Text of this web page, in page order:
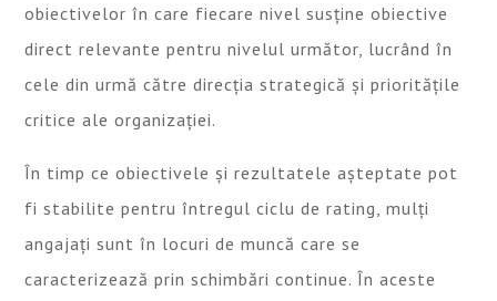
obiectivelor în care fiecare nivel susține obiective
direct relevante pentru nivelul următor, lucrând în
cele din urmă către direcția strategică și prioritățile
critice ale organizației.
În timp ce obiectivele și rezultatele așteptate pot
fi stabilite pentru întregul ciclu de rating, mulți
angajați sunt în locuri de muncă care se
caracterizează prin schimbări continue. În aceste